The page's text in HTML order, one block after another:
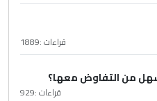
قراءات :1889
من التفاوض معها؟
قراءات :929